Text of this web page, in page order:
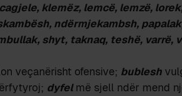
klemëz, lemcë, lemzë,
ndërmjekambsh,
shyt, taknaq, teshë, varrë,
veçanërisht ofensive; bublesh
dyfelmë sjell ndër mend